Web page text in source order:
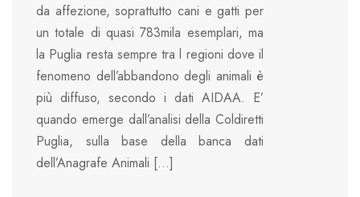
da affezione, soprattutto cani e gatti per
un totale di quasi 783mila esemplari, ma
la Puglia resta sempre tra l regioni dove il
fenomeno dell’abbandono degli animali è
più diffuso, secondo i dati AIDAA. E’
quando emerge dall’analisi della Coldiretti
Puglia, sulla base della banca dati
dell’Anagrafe Animali […]